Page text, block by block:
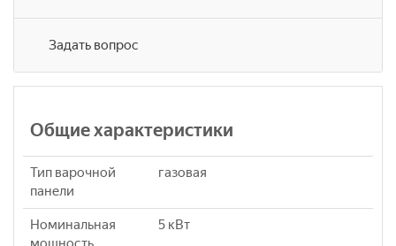
Задать вопрос
Общие характеристики
Тип варочной
панели
газовая
Номинальная
5 кВт